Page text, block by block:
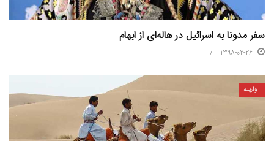
سفر مدونا به اسرائیل در هاله‌ای از ابهام
1398-02-26
واریته